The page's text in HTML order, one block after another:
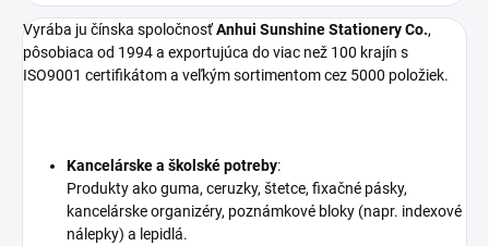
Vyrába ju čínska spoločnosťAnhui Sunshine Stationery Co.,
pôsobiaca od 1994 a exportujúca do viac než 100 krajín s
ISO9001 certifikátom a veľkým sortimentom cez 5000 položiek.
Kancelárske a školské potreby:
Produkty ako guma, ceruzky, štetce, fixačné pásky,
kancelárske organizéry, poznámkové bloky (napr. indexové
nálepky) a lepidlá.